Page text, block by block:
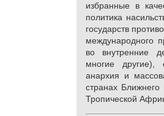
избранные в
политика
государств
международного
во внутренние
многие другие),
анархия и
странах
Тропической